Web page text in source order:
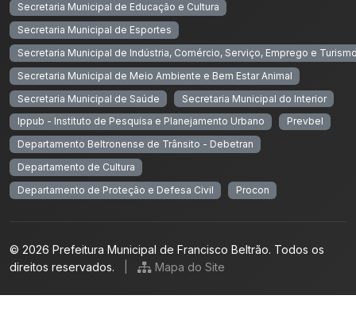
Secretaria Municipal de Educação e Cultura
Secretaria Municipal de Esportes
Secretaria Municipal de Indústria, Comércio, Serviço, Emprego e
Secretaria Municipal de Meio Ambiente e Bem Estar Animal
Secretaria Municipal de Saúde
Secretaria Municipal do Interior
Ippub - Instituto de Pesquisa e Planejamento Urbano
Prevbel
Departamento Beltronense de Trânsito - Debetran
Departamento de Cultura
Departamento de Proteção e Defesa Civil
Procon
© 2026 Prefeitura Municipal de Francisco Beltrão. Todos os
direitos reservados.
Mapa do Site